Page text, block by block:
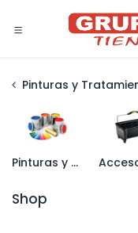
Pinturas y
Pinturas y Esmaltes
Shop